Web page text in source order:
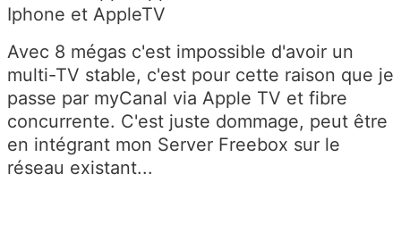
Iphone et AppleTV
Avec 8 mégas c'est impossible d'avoir un
multi-TV stable, c'est pour cette raison que je
passe par myCanal via Apple TV et fibre
concurrente. C'est juste dommage, peut être
en intégrant mon Server Freebox sur le
réseau existant...